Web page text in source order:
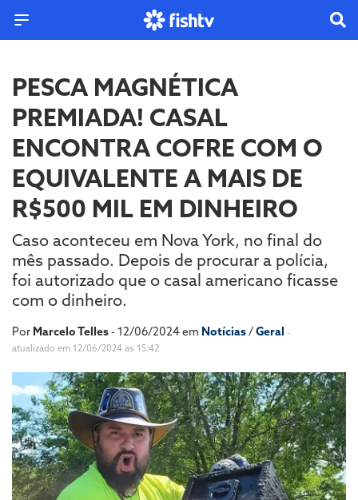
PESCA MAGNÉTICA
PREMIADA! CASAL
ENCONTRA COFRE COM O
EQUIVALENTE A MAIS DE
R$500 MIL EM DINHEIRO
Caso aconteceu em Nova York, no final do
mês passado. Depois de procurar a polícia,
foi autorizado que o casal americano ficasse
com o dinheiro.
Por Marcelo Telles- 12/06/2024 em Notícias/Geral -
atualizado em 12/06/2024 as 15:42